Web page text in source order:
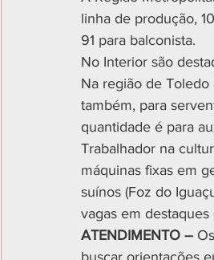
linha de produção,
91 para balconista.
No Interior são
Na região de
também, para
quantidade é para
Trabalhador na
máquinas fixas em
suínos (Foz do
vagas em
ATENDIMENTO –
buscar orientações